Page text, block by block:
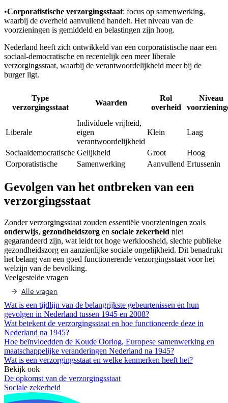
•Corporatistische verzorgingsstaat: focus op samenwerking,
waarbij de overheid aanvullend handelt. Het niveau van de
voorzieningen is gemiddeld en belastingen zijn hoog.
Nederland heeft zich ontwikkeld van een corporatistische naar een
sociaal-democratische en recentelijk een meer liberale
verzorgingsstaat, waarbij de verantwoordelijkheid meer bij de
burger ligt.
Type
verzorgingsstaat
Waarden
Rol
overheid
Niveau
Liberale
Individuele vrijheid,
eigen
verantwoordelijkheid
Klein Laag
Sociaaldemocratische Gelijkheid Groot
Hoog
Corporatistische
Samenwerking Aanvullend Ertussenin
Gevolgen van het ontbreken van een
verzorgingsstaat
Zonder verzorgingsstaat zouden essentiële voorzieningen zoals
onderwijs, gezondheidszorg en sociale zekerheid niet
gegarandeerd zijn, wat leidt tot hoge werkloosheid, slechte publieke
gezondheidszorg en aanzienlijke sociale ongelijkheid. Dit benadrukt
het belang van een goed functionerende verzorgingsstaat voor het
welzijn van de bevolking.
Veelgestelde vragen
Alle vragen
Wat is een tijdlijn van de belangrijkste gebeurtenissen en hun
gevolgen in Nederland tussen 1945 en 2008?
Wat betekent de verzorgingsstaat en hoe functioneerde deze in
Nederland na 1945?
Hoe beïnvloedden de Koude Oorlog, Europese samenwerking en
maatschappelijke veranderingen Nederland na 1945?
Wat is een verzorgingsstaat en welke kenmerken heeft het?
Bekijk ook
De opkomst van de verzorgingsstaat
Sociale zekerheid